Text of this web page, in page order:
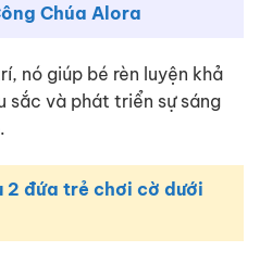
Chúa Alora
nó giúp bé rèn luyện khả
sắc và phát triển sự sáng
2 đứa trẻ chơi cờ dưới